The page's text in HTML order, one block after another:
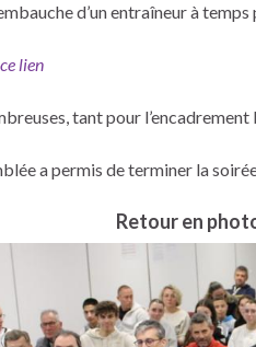
d’un entraîneur à
ce lien
tant pour
a permis de terminer la
Retour en